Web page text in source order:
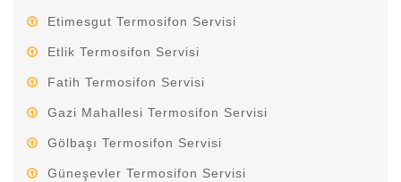
Etimesgut Termosifon Servisi
Etlik Termosifon Servisi
Fatih Termosifon Servisi
Gazi Mahallesi Termosifon Servisi
Gölbaşı Termosifon Servisi
Güneşevler Termosifon Servisi